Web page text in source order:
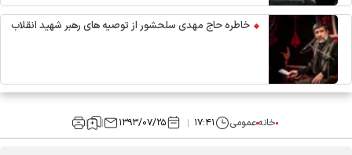
خاطره حاج مهدی سلحشور از توصیه های رهبر شهید انقلاب
خانهعمومی ۱۷:۴۱ ۱۳۹۳/۰۷/۲۵